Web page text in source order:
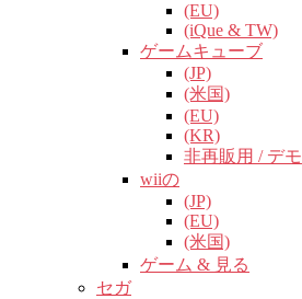
(EU)
(iQue & TW)
ゲームキューブ
(JP)
(米国)
(EU)
(KR)
非再販用 / デモ
wiiの
(JP)
(EU)
(米国)
ゲーム & 見る
セガ